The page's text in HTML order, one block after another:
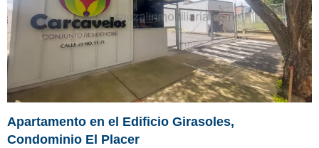
Apartamento en el Edificio Girasoles,
Condominio El Placer